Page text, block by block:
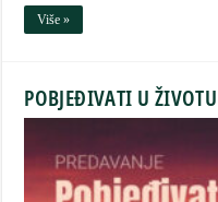
Više »
POBJEĐIVATI U ŽIVOTU